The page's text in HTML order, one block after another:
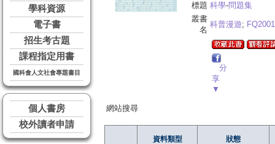
學科資源
電子書
招生考古題
課程指定用書
國科會人文社會專題書目
個人書房
校外讀者申請
標題 科學-問題集
叢書
名
科普漫遊; FQ2001
分
享
▼
網站搜尋
資料類型 狀態